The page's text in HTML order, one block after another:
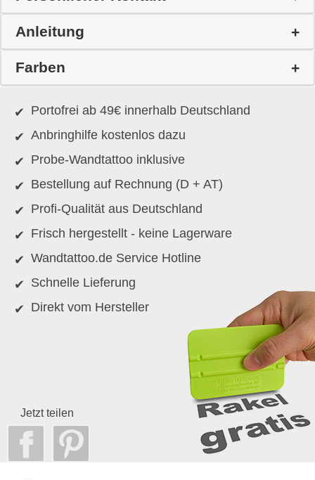
Anleitung
Farben
Portofrei ab 49€ innerhalb Deutschland
Anbringhilfe kostenlos dazu
Probe-Wandtattoo inklusive
Bestellung auf Rechnung (D + AT)
Profi-Qualität aus Deutschland
Frisch hergestellt - keine Lagerware
Wandtattoo.de Service Hotline
Schnelle Lieferung
Direkt vom Hersteller
Jetzt teilen